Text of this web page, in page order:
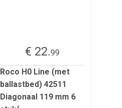
€ 22.99
Roco H0 Line (met
ballastbed) 42511
Diagonaal 119 mm 6